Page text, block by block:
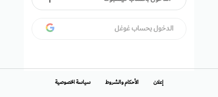
الدخول بحساب غوغل
إعلان الأحكام والشروط سياسة الخصوصية